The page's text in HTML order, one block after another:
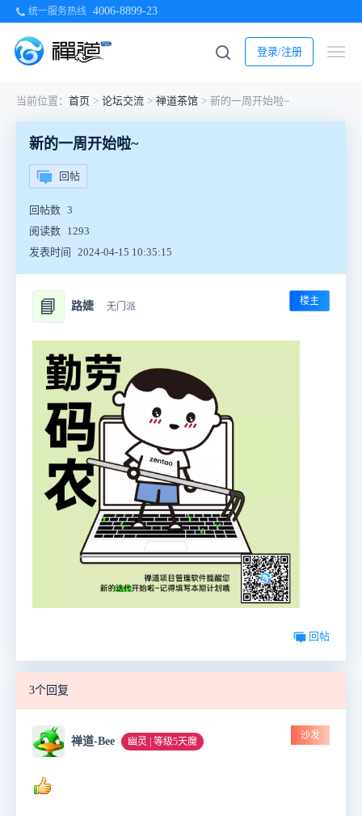
统一服务热线 4006-8899-23
登录/注册
当前位置： 首页 > 论坛交流 > 禅道茶馆 > 新的一周开始啦~
新的一周开始啦~
回帖
回帖数 3
阅读数 1293
发表时间
2024-04-15 10:35:15
📘 路婕 无门派 楼主
回帖
3个回复
禅道-Bee 幽灵 | 等级5天魔
沙发